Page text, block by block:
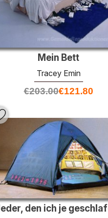
Mein Bett
Tracey Emin
€203.00€121.80